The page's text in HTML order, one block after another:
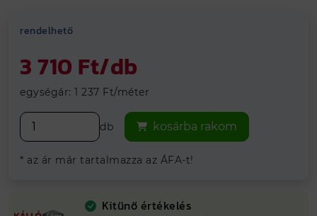
Vegye át
rendelhető
3 710 Ft/db
egységár: 1 237 Ft/méter
db kosárba rakom
* az ár már tartalmazza az ÁFA-t!
Kitűnő értékelés